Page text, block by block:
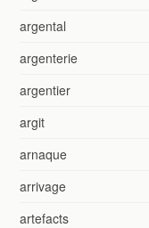
argental
argenterie
argentier
argit
arnaque
arrivage
artefacts